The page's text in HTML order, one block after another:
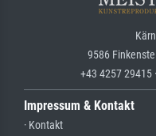
9586
+43 4257 29415
Impressum & Kontakt
· Kontakt